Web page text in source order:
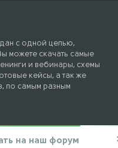
с одной целью,
можете скачать самые
и вебинары, схемы
кейсы, а так же
по самым разным
контакты
на наш форум